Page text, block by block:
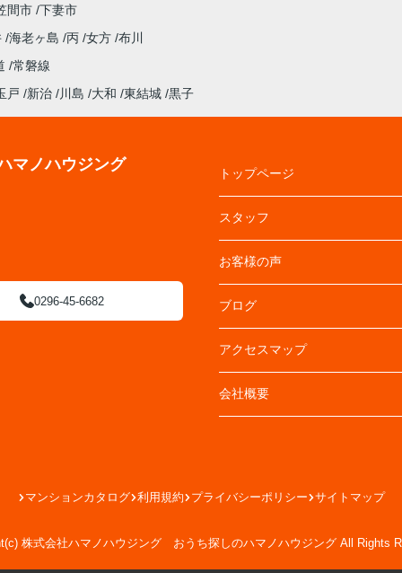
間市 下妻市
海老ヶ島 丙 女方 布川
常磐線
戸 新治 川島 大和 東結城 黒子
マノハウジング
0296-45-6682
トップページ
スタッフ
お客様の声
ブログ
アクセスマップ
会社概要
マンションカタログ 利用規約 プライバシーポリシー サイトマップ
株式会社ハマノハウジング おうち探しのハマノハウジング All Rights